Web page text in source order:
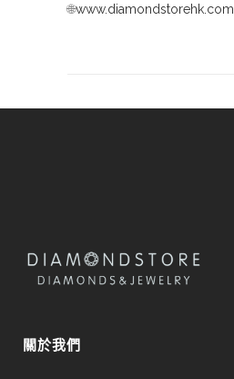
🌐www.diamondstorehk.com
關於我們